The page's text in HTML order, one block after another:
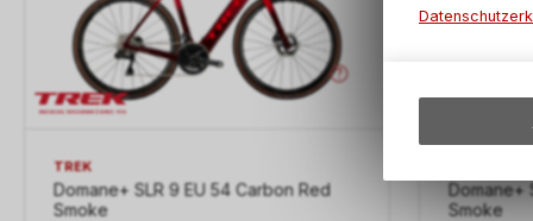
TREK
Domane+ SLR 9 EU 54 Carbon Red
Smoke
Domane+
Smoke